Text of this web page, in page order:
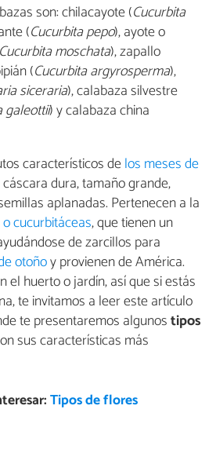
son: chilacayote (Cucurbita
(Cucurbita pepo), ayote o
Cucurbita moschata), zapallo
(Cucurbita argyrosperma),
siceraria), calabaza silvestre
galeottii) y calabaza china
característicos delos meses de
dura, tamaño grande,
aplanadas. Pertenecen a la
cucurbitáceas, que tienen un
de zarcillos para
otoñoy provienen de América.
el huerto o jardín, así que si estás
te invitamos a leer este artículo
te presentaremos algunostipos
sus características más
Tipos de flores